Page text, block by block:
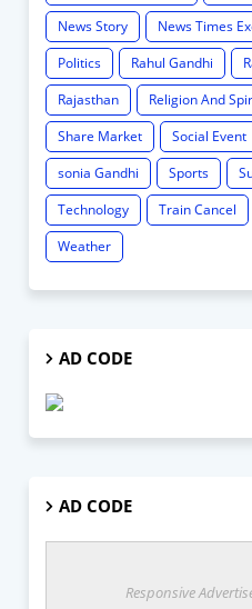
News Story
News Times
Politics
Rahul Gandhi
Rajasthan
Religion And
Share Market
Social Event
sonia Gandhi
Sports
Technology
Train Cancel
Weather
AD CODE
AD CODE
Responsive